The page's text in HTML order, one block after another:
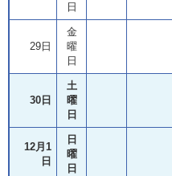
日
29日
金
曜
日
30日
土
曜
日
12月1
日
日
曜
日